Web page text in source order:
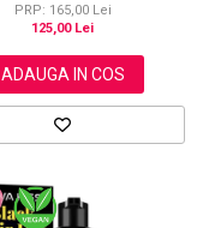
PRP: 165,00 Lei
125,00 Lei
ADAUGA IN COS